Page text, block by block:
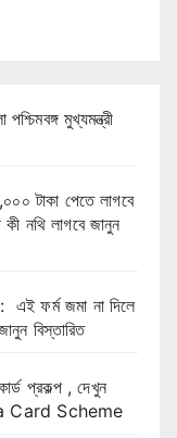
মুখ্যমন্ত্রী
টাকা পেতে লাগবে
কী নথি লাগবে জানুন
ফর্ম জমা না দিলে
বিস্তারিত
প্রকল্প , দেখুন
Card Scheme